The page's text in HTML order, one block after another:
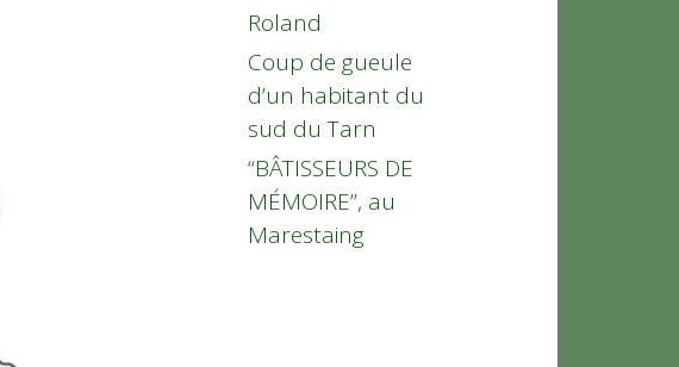
Roland
Coup de gueule
d’un habitant du
sud du Tarn
“BÂTISSEURS DE
MÉMOIRE”, au
Marestaing